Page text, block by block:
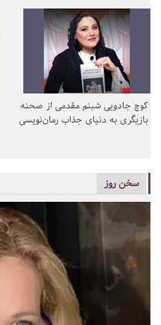
کوچ جادویی شبنم مقدمی از صحنه
بازیگری به دنیای جذاب رمان‌نویسی
سخن روز